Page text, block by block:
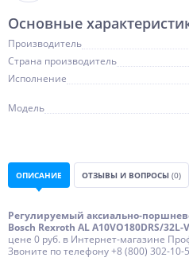
Основные
Производитель
Страна производитель
Исполнение
Модель
ОПИСАНИЕ ОТЗЫВЫ И ВОПРОСЫ (0)
Регулируемый аксиально-
Bosch Rexroth AL A10VO180DRS/32L-
цене 0 руб. в Интернет-магазине
Звоните по телефону +8 (800) 302-10-